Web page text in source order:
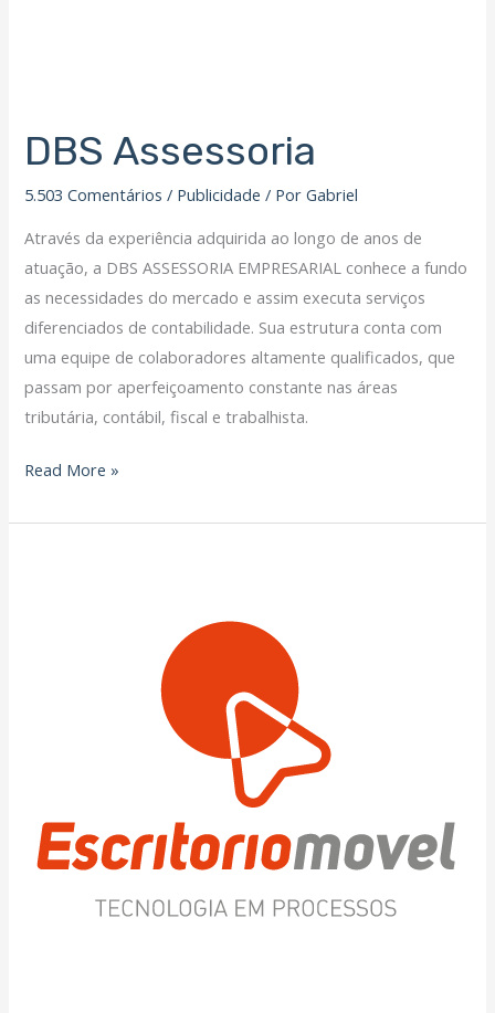
DBS Assessoria
5.503 Comentários / Publicidade / PorGabriel
Através da experiência adquirida ao longo de anos de
atuação, a DBS ASSESSORIA EMPRESARIAL conhece a fundo
as necessidades do mercado e assim executa serviços
diferenciados de contabilidade. Sua estrutura conta com
uma equipe de colaboradores altamente qualificados, que
passam por aperfeiçoamento constante nas áreas
tributária, contábil, fiscal e trabalhista.
Read More »